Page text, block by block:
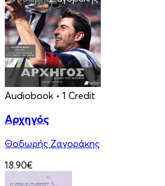
Audiobook • 1 Credit
Αρχηγός
Θοδωρής Ζαγοράκης
18.90€